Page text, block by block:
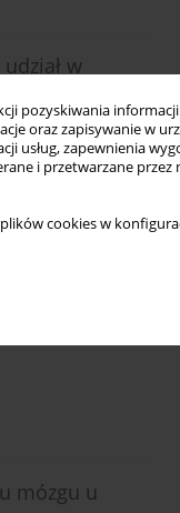
pozyskiwania
oraz zapisywanie w
usług, zapewnienia
i przetwarzane przez
cookies w
w
typu C w
mózgu u